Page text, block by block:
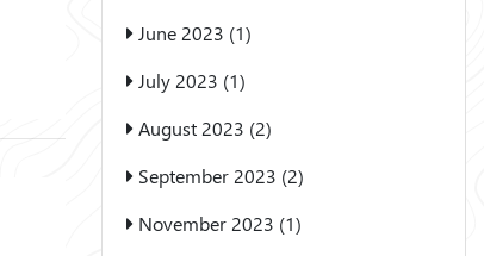
June 2023 (1)
July 2023 (1)
August 2023 (2)
September 2023 (2)
November 2023 (1)